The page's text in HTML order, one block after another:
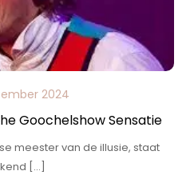
2024
Goochelshow Sensatie
meester van de illusie, staat
[…]